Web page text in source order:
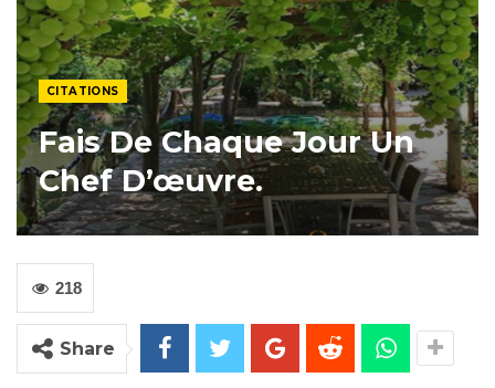
CITATIONS
Fais De Chaque Jour Un
Chef D’œuvre.
218
Share